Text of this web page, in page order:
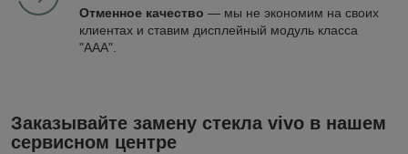
Отменное качество — мы не экономим на своих
клиентах и ставим дисплейный модуль класса
"ААА".
Заказывайте замену стекла vivo в нашем
сервисном центре